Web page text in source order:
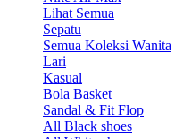
Lihat Semua
Sepatu
Semua Koleksi Wanita
Lari
Kasual
Bola Basket
Sandal & Fit Flop
All Black shoes